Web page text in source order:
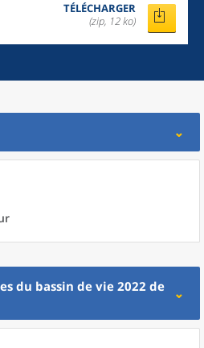
TÉLÉCHARGER
(zip, 12 ko)
du bassin de vie 2022 de